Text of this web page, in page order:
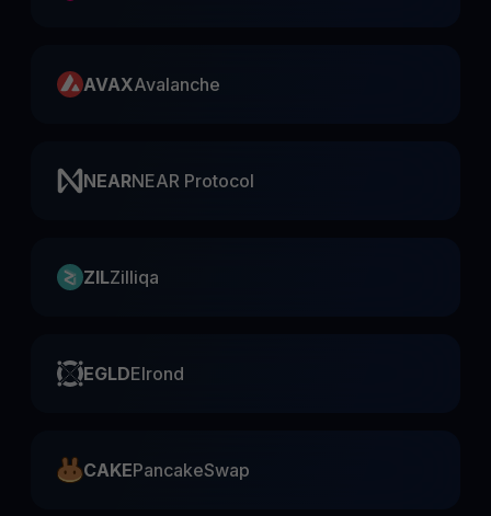
AVAXAvalanche
NEARNEAR Protocol
ZILZilliqa
EGLDElrond
CAKEPancakeSwap